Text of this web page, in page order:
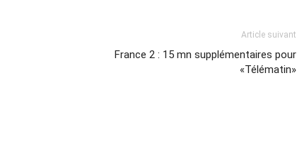
Article suivant
France 2 : 15 mn supplémentaires pour
«Télématin»